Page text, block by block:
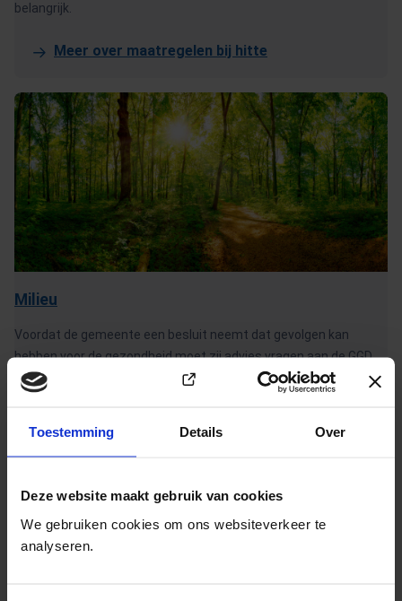
(Opent in
Toestemming Details Over
Deze website maakt gebruik van cookies
We gebruiken cookies om ons websiteverkeer te
analyseren.
belangrijk.
Meer over maatregelen bij hitte
Milieu
Voordat de gemeente een besluit neemt dat gevolgen kan
hebben voor de gezondheid moet zij advies vragen aan de GGD